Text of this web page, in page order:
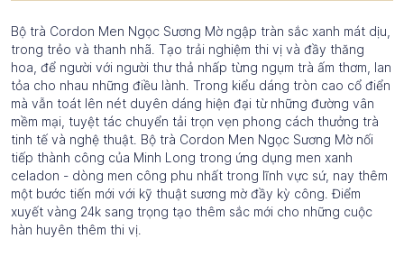
Bộ trà Cordon Men Ngọc Sương Mờ ngập tràn sắc xanh mát dịu,
trong trẻo và thanh nhã. Tạo trải nghiệm thi vị và đầy thăng
hoa, để người với người thư thả nhấp từng ngụm trà ấm thơm, lan
tỏa cho nhau những điều lành. Trong kiểu dáng tròn cao cổ điển
mà vẫn toát lên nét duyên dáng hiện đại từ những đường vân
mềm mại, tuyệt tác chuyển tải trọn vẹn phong cách thưởng trà
tinh tế và nghệ thuật. Bộ trà Cordon Men Ngọc Sương Mờ nối
tiếp thành công của Minh Long trong ứng dụng men xanh
celadon - dòng men công phu nhất trong lĩnh vực sứ, nay thêm
một bước tiến mới với kỹ thuật sương mờ đầy kỳ công. Điểm
xuyết vàng 24k sang trọng tạo thêm sắc mới cho những cuộc
hàn huyên thêm thi vị.